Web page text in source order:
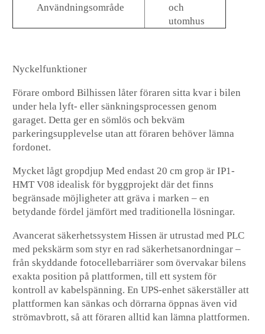
Användningsområde
och
utomhus
Nyckelfunktioner
Förare ombord Bilhissen låter föraren sitta kvar i bilen
under hela lyft- eller sänkningsprocessen genom
garaget. Detta ger en sömlös och bekväm
parkeringsupplevelse utan att föraren behöver lämna
fordonet.
Mycket lågt gropdjup Med endast 20 cm grop är IP1-
HMT V08 idealisk för byggprojekt där det finns
begränsade möjligheter att gräva i marken – en
betydande fördel jämfört med traditionella lösningar.
Avancerat säkerhetssystem Hissen är utrustad med PLC
med pekskärm som styr en rad säkerhetsanordningar –
från skyddande fotocellebarriärer som övervakar bilens
exakta position på plattformen, till ett system för
kontroll av kabelspänning. En UPS-enhet säkerställer att
plattformen kan sänkas och dörrarna öppnas även vid
strömavbrott, så att föraren alltid kan lämna plattformen.